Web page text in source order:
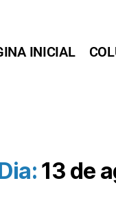
INICIAL
13 de